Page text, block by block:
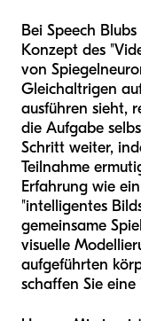
Bei Speech
Konzept des
von
Gleichaltrigen
ausführen sieht,
die Aufgabe
Schritt weiter,
Teilnahme
Erfahrung wie
"intelligentes
gemeinsame
visuelle
aufgeführten
schaffen Sie